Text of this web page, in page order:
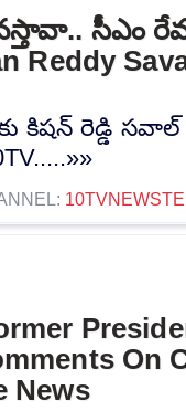
సీఎం
Reddy
కిషన్ రెడ్డి సవాల్
On
News